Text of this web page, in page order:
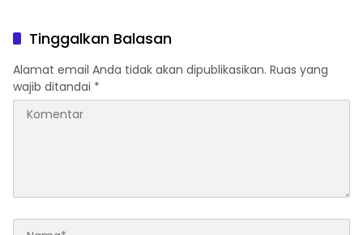
Tinggalkan Balasan
Alamat email Anda tidak akan dipublikasikan. Ruas yang
wajib ditandai *